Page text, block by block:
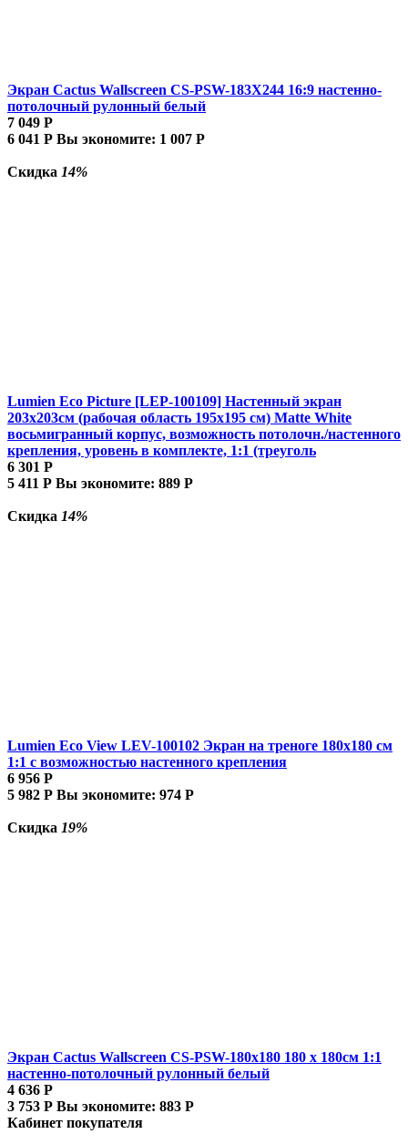
Экран Cactus Wallscreen CS-PSW-183X244 16:9 настенно-
потолочный рулонный белый
7 049 Р
6 041 Р Вы экономите: 1 007 Р
Скидка 14%
Lumien Eco Picture [LEP-100109] Настенный экран
203х203см (рабочая область 195х195 см) Matte White
восьмигранный корпус, возможность потолочн./настенного
крепления, уровень в комплекте, 1:1 (треуголь
6 301 Р
5 411 Р Вы экономите: 889 Р
Скидка 14%
Lumien Eco View LEV-100102 Экран на треноге 180x180 см
1:1 с возможностью настенного крепления
6 956 Р
5 982 Р Вы экономите: 974 Р
Скидка 19%
Экран Cactus Wallscreen CS-PSW-180x180 180 x 180см 1:1
настенно-потолочный рулонный белый
4 636 Р
3 753 Р Вы экономите: 883 Р
Кабинет покупателя